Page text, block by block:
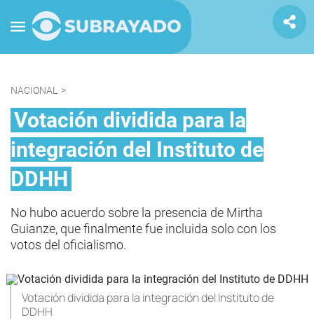
NACIONAL >
Votación dividida para la
integración del Instituto de
DDHH
No hubo acuerdo sobre la presencia de Mirtha
Guianze, que finalmente fue incluida solo con los
votos del oficialismo.
Votación dividida para la integración del Instituto de
DDHH